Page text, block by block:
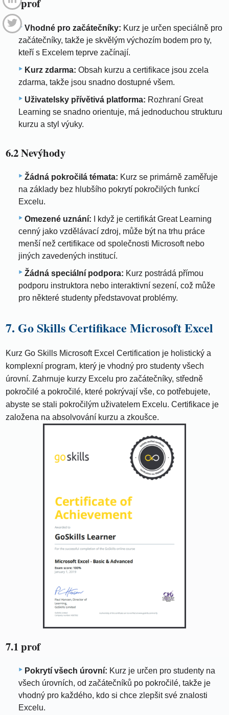
6.1 prof
Vhodné pro začátečníky: Kurz je určen speciálně pro
začátečníky, takže je skvělým výchozím bodem pro ty,
kteří s Excelem teprve začínají.
Kurz zdarma: Obsah kurzu a certifikace jsou zcela
zdarma, takže jsou snadno dostupné všem.
Uživatelsky přívětivá platforma: Rozhraní Great
Learning se snadno orientuje, má jednoduchou strukturu
kurzu a styl výuky.
6.2 Nevýhody
Žádná pokročilá témata: Kurz se primárně zaměřuje
na základy bez hlubšího pokrytí pokročilých funkcí
Excelu.
Omezené uznání: I když je certifikát Great Learning
cenný jako vzdělávací zdroj, může být na trhu práce
menší než certifikace od společnosti Microsoft nebo
jiných zavedených institucí.
Žádná speciální podpora: Kurz postrádá přímou
podporu instruktora nebo interaktivní sezení, což může
pro některé studenty představovat problémy.
7. Go Skills Certifikace Microsoft Excel
Kurz Go Skills Microsoft Excel Certification je holistický a
komplexní program, který je vhodný pro studenty všech
úrovní. Zahrnuje kurzy Excelu pro začátečníky, středně
pokročilé a pokročilé, které pokrývají vše, co potřebujete,
abyste se stali pokročilým uživatelem Excelu. Certifikace je
založena na absolvování kurzu a zkoušce.
7.1 prof
Pokrytí všech úrovní: Kurz je určen pro studenty na
všech úrovních, od začátečníků po pokročilé, takže je
vhodný pro každého, kdo si chce zlepšit své znalosti
Excelu.